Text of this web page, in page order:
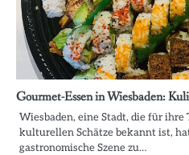
Gourmet-Essen in Wiesbaden:
Wiesbaden, eine Stadt, die für
kulturellen Schätze bekannt ist,
gastronomische Szene zu…